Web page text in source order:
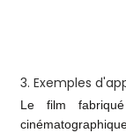
3. Exemples
Le film